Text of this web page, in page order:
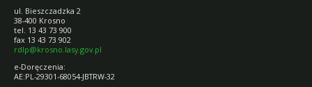
ul. Bieszczadzka 2
38-400 Krosno
tel. 13 43 73 900
fax 13 43 73 902
rdlp@krosno.lasy.gov.pl
e-Doręczenia:
AE:PL-29301-68054-JBTRW-32